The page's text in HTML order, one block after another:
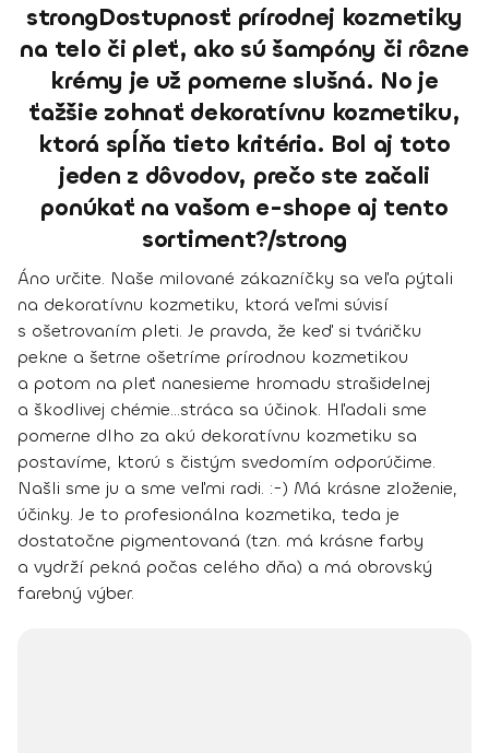
strongDostupnosť prírodnej kozmetiky
na telo či pleť, ako sú šampóny či rôzne
krémy je už pomerne slušná. No je
ťažšie zohnať dekoratívnu kozmetiku,
ktorá spĺňa tieto kritéria. Bol aj toto
jeden z dôvodov, prečo ste začali
ponúkať na vašom e-shope aj tento
sortiment?/strong
Áno určite. Naše milované zákazníčky sa veľa pýtali
na dekoratívnu kozmetiku, ktorá veľmi súvisí
s ošetrovaním pleti. Je pravda, že keď si tváričku
pekne a šetrne ošetríme prírodnou kozmetikou
a potom na pleť nanesieme hromadu strašidelnej
a škodlivej chémie...stráca sa účinok. Hľadali sme
pomerne dlho za akú dekoratívnu kozmetiku sa
postavíme, ktorú s čistým svedomím odporúčime.
Našli sme ju a sme veľmi radi. :-) Má krásne zloženie,
účinky. Je to profesionálna kozmetika, teda je
dostatočne pigmentovaná (tzn. má krásne farby
a vydrží pekná počas celého dňa) a má obrovský
farebný výber.